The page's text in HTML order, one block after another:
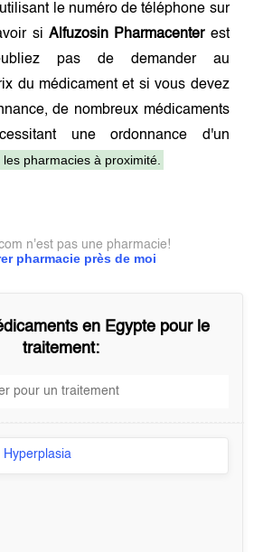
le numéro de téléphone sur
si Alfuzosin Pharmacenterest
pas de demander au
du médicament et si vous devez
de nombreux médicaments
une ordonnance d'un
les pharmacies à proximité.
pharmacie près de moi
n'est pas une pharmacie!
en Egypte pour le
traitement:
Hyperplasia